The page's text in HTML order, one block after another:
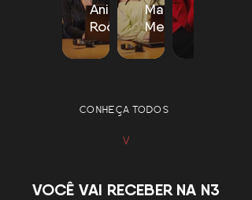
Aniete
Rocha
Margíria
Mercia
CONHEÇA TODOS
V
VOCÊ VAI RECEBER NA N3